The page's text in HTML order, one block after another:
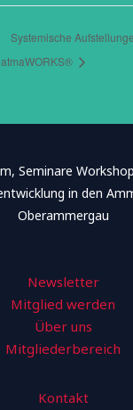
Systemische
atmaWORKS®
Newsletter
Mitglied werden
Über uns
Mitgliederbereich
Kontakt